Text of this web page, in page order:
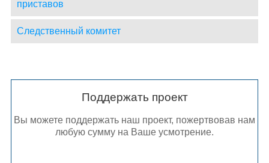
приставов
Следственный комитет
Поддержать проект
Вы можете поддержать наш проект, пожертвовав нам
любую сумму на Ваше усмотрение.